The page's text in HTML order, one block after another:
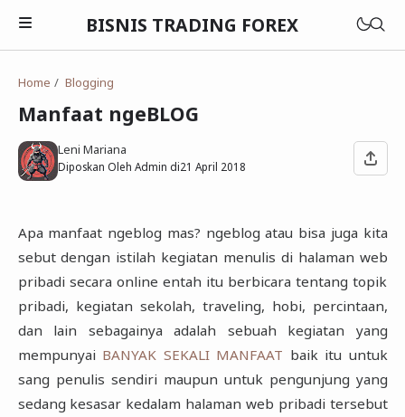
BISNIS TRADING FOREX
Saham
Emas
Exchange Trade Fund
Reksadana
Saham
Dasar-dasar Forex
Analisis Teknikal
Analisis Fundamental
Signal Forex
Agriculture
Finance
Mining
Infrastructure
Home Blogging
Manfaat ngeBLOG
Leni Mariana
Diposkan Oleh Admin di21 April 2018
Apa manfaat ngeblog mas? ngeblog atau bisa juga kita
sebut dengan istilah kegiatan menulis di halaman web
pribadi secara online entah itu berbicara tentang topik
pribadi, kegiatan sekolah, traveling, hobi, percintaan,
dan lain sebagainya adalah sebuah kegiatan yang
mempunyai BANYAK SEKALI MANFAAT baik itu untuk
sang penulis sendiri maupun untuk pengunjung yang
sedang kesasar kedalam halaman web pribadi tersebut